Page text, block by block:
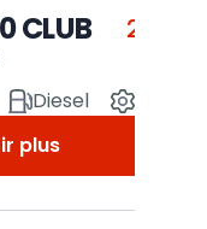
CLUB
2 000
Diesel
plus